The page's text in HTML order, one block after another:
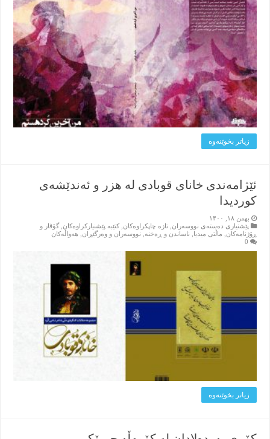
زیاتر بخوێنه‌وه‌
ئێژامەندی خانای قوبادی لە هزر و ئەندێشەی
کوردیدا
بهمن ۱۸, ۱۴۰۰
پێشنیاری ده‌سته‌ی نووسه‌ران ,تازه‌ چاپکراوه‌کان ,کتێبه‌ پێشنیارکراوه‌کان ,گۆڤار و
ڕۆژنامه‌کان
ماڵتی میدیا ناساندن و ڕه‌خنه‌ نووسه‌ران و وه‌رگێڕان
هه‌واڵه‌کان
0
زیاتر بخوێنه‌وه‌